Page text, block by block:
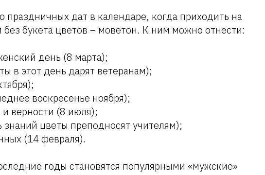
праздничных дат в календаре, когда приходить на
без букета цветов – моветон. К ним можно отнести:
день (8 марта);
в этот день дарят ветеранам);
воскресенье ноября);
верности (8 июля);
знаний цветы преподносят учителям);
(14 февраля).
годы становятся популярными «мужские»